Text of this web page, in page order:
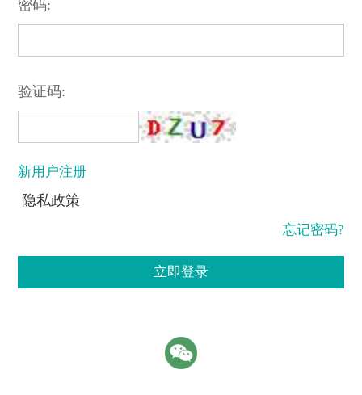
密码:
验证码:
新用户注册
隐私政策
忘记密码?
立即登录